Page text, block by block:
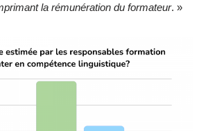
la rémunération du formateur. »